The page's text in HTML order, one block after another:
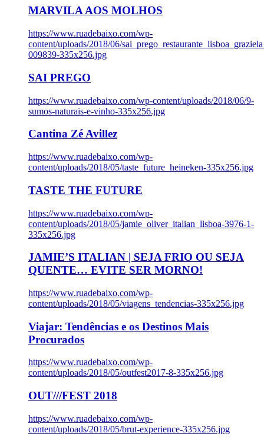
MARVILA AOS MOLHOS
https://www.ruadebaixo.com/wp-
content/uploads/2018/06/
009839-335x256.jpg
SAI PREGO
https://www.ruadebaixo.com/wp-content/uploads/2018/06/9-
sumos-naturais-e-vinho-335x256.jpg
Cantina Zé Avillez
https://www.ruadebaixo.com/wp-
content/uploads/2018/05/taste_future_heineken-335x256.jpg
TASTE THE FUTURE
https://www.ruadebaixo.com/wp-
content/uploads/2018/05/jamie_oliver_italian_lisboa-3976-1-
335x256.jpg
JAMIE’S ITALIAN | SEJA FRIO OU SEJA
QUENTE… EVITE SER MORNO!
https://www.ruadebaixo.com/wp-
content/uploads/2018/05/viagens_tendencias-335x256.jpg
Viajar: Tendências e os Destinos Mais
Procurados
https://www.ruadebaixo.com/wp-
content/uploads/2018/05/outfest2017-8-335x256.jpg
OUT///FEST 2018
https://www.ruadebaixo.com/wp-
content/uploads/2018/05/brut-experience-335x256.jpg